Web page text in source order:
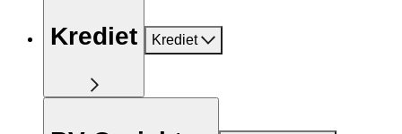
Krediet Krediet